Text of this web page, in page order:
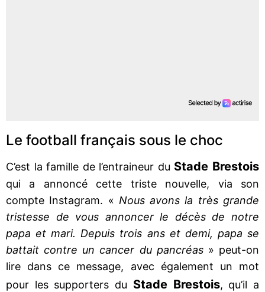
Le football français sous le choc
C’est la famille de l’entraineur du Stade Brestois
qui a annoncé cette triste nouvelle, via son
compte Instagram. « Nous avons la très grande
tristesse de vous annoncer le décès de notre
papa et mari. Depuis trois ans et demi, papa se
battait contre un cancer du pancréas » peut-on
lire dans ce message, avec également un mot
pour les supporters du Stade Brestois, qu’il a